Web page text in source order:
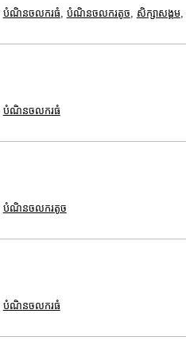
បំណិនចលករធំ បំណិនចលករតូច សិក្សាសង្គម,
បំណិនចលករធំ
បំណិនចលករតូច
បំណិនចលករធំ